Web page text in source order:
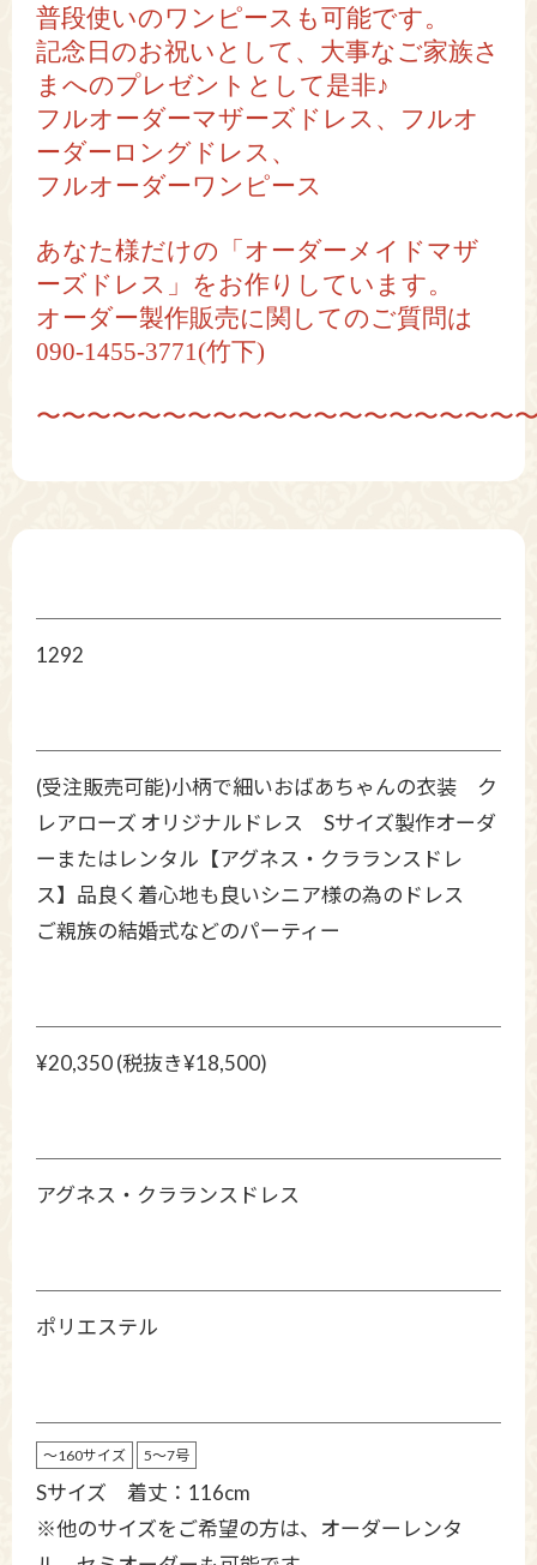
普段使いのワンピースも可能です。
記念日のお祝いとして、大事なご家族さ
まへのプレゼントとして是非♪
フルオーダーマザーズドレス、フルオ
ーダーロングドレス、
フルオーダーワンピース
あなた様だけの「オーダーメイドマザ
ーズドレス」をお作りしています。
オーダー製作販売に関してのご質問は
090-1455-3771(竹下)
〜〜〜〜〜〜〜〜〜〜〜〜〜〜〜〜〜〜〜
1292
(受注販売可能)小柄で細いおばあちゃんの衣装 ク
レアローズ オリジナルドレス Sサイズ製作オーダ
ーまたはレンタル【アグネス・クラランスドレ
ス】品良く着心地も良いシニア様の為のドレス
ご親族の結婚式などのパーティー
¥20,350 (税抜き¥18,500)
アグネス・クラランスドレス
ポリエステル
～160サイズ 5～7号
Sサイズ 着丈：116cm
※他のサイズをご希望の方は、オーダーレンタ